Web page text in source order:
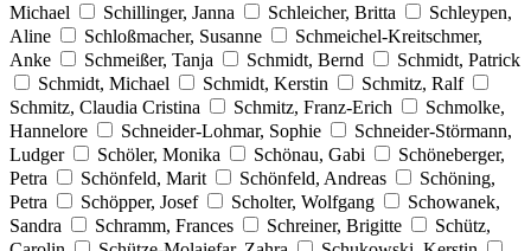
Michael
Schillinger, Janna Schleicher, Britta
Schleypen,
Aline
Schloßmacher, Susanne
Schmeichel-Kreitschmer,
Anke
Schmeißer, Tanja Schmidt, Bernd
Schmidt, Patrick
Schmidt, Michael
Schmidt, Kerstin
Schmitz, Ralf
Schmitz, Claudia Cristina
Schmitz, Franz-Erich
Schmolke,
Hannelore
Schneider-Lohmar, Sophie
Schneider-Störmann,
Ludger
Schöler, Monika Schönau, Gabi
Schöneberger,
Petra
Schönfeld, Marit Schönfeld, Andreas
Schöning,
Petra
Schöpper, Josef Scholter, Wolfgang
Schowanek,
Sandra
Schramm, Frances Schreiner, Brigitte
Schütz,